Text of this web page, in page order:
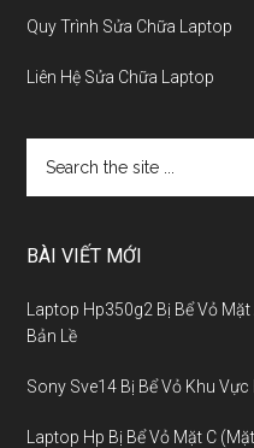
Quy Trình Sửa Chữa Laptop
Liên Hệ Sửa Chữa Laptop
BÀI VIẾT MỚI
Laptop Hp350g2 Bị Bể Vỏ
Bản Lề
Sony Sve14 Bị Bể Vỏ Khu Vực
Laptop Hp Bị Bể Vỏ Mặt C